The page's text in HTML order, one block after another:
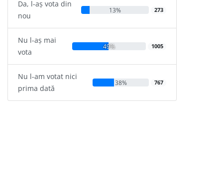
Da, l-aș vota din
nou
13% 273
Nu l-aș mai
vota
49% 1005
Nu l-am votat nici
prima dată
38% 767